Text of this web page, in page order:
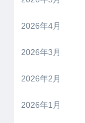
2026年4月
2026年3月
2026年2月
2026年1月